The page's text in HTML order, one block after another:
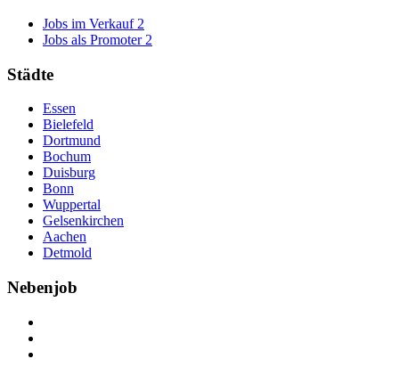
Jobs im Verkauf 2
Jobs als Promoter 2
Städte
Essen
Bielefeld
Dortmund
Bochum
Duisburg
Bonn
Wuppertal
Gelsenkirchen
Aachen
Detmold
Nebenjob